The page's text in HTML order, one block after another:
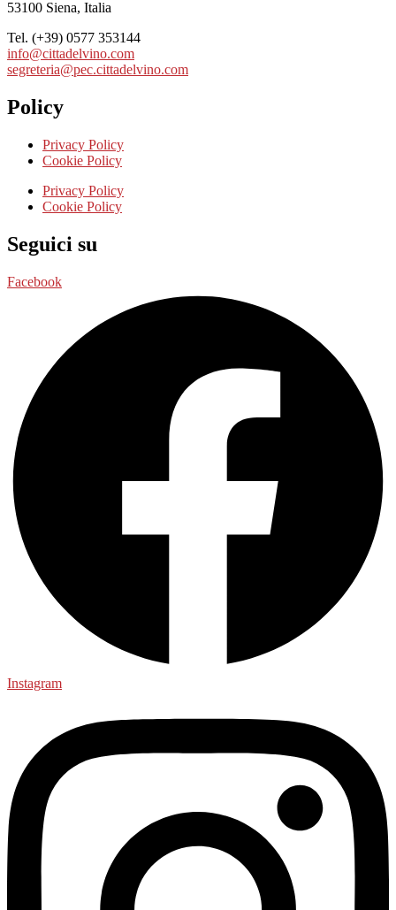
53100 Siena, Italia
Tel. (+39) 0577 353144
info@cittadelvino.com
segreteria@pec.cittadelvino.com
Policy
Privacy Policy
Cookie Policy
Privacy Policy
Cookie Policy
Seguici su
Facebook
Instagram